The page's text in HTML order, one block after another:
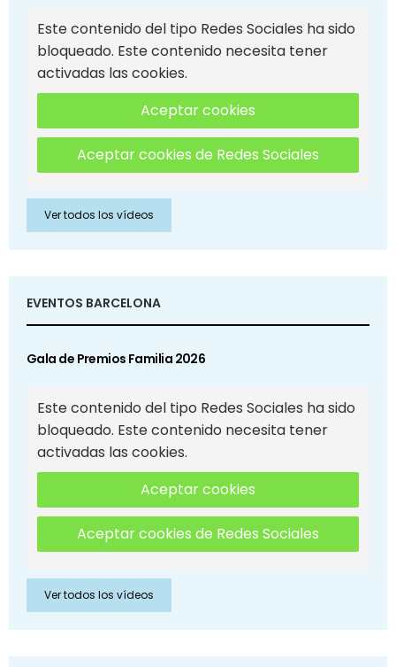
Este contenido del tipo Redes Sociales ha sido
bloqueado. Este contenido necesita tener
activadas las cookies.
Aceptar cookies
Aceptar cookies de Redes Sociales
Ver todos los vídeos
EVENTOS BARCELONA
Gala de Premios Familia 2026
Este contenido del tipo Redes Sociales ha sido
bloqueado. Este contenido necesita tener
activadas las cookies.
Aceptar cookies
Aceptar cookies de Redes Sociales
Ver todos los vídeos